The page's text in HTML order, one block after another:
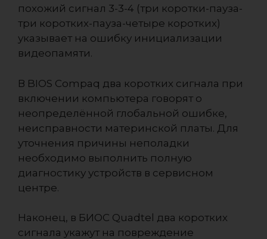
похожий сигнал 3-3-4 (три коротки-пауза-
три коротких-пауза-четыре коротких)
указывает на ошибку инициализации
видеопамяти.
В BIOS Compaq два коротких сигнала при
включении компьютера говорят о
неопределённой глобальной ошибке,
неисправности материнской платы. Для
уточнения причины неполадки
необходимо выполнить полную
диагностику устройств в сервисном
центре.
Наконец, в БИОС Quadtel два коротких
сигнала укажут на повреждение